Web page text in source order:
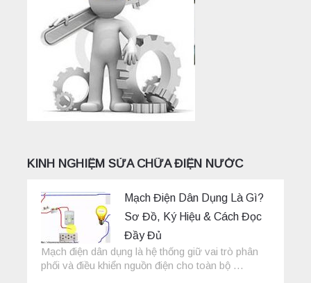
KINH NGHIỆM SỬA CHỮA ĐIỆN NƯỚC
Mạch Điện Dân Dụng Là Gì?
Sơ Đồ, Ký Hiệu & Cách Đọc
Đầy Đủ
Mạch điện dân dụng là hệ thống giữ vai trò phân
phối và điều khiển nguồn điện cho toàn bộ …